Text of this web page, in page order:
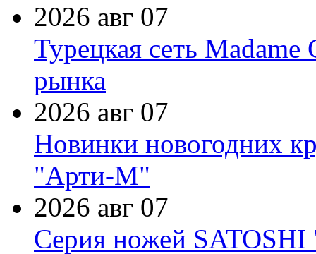
2026 авг 07
Турецкая сеть Madame
рынка
2026 авг 07
Новинки новогодних
"Арти-М"
2026 авг 07
Серия ножей